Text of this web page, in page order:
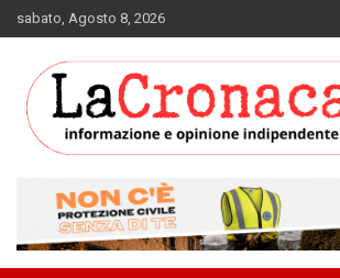
to
sabato, Agosto 8, 2026
La Cronaca Quotidiano